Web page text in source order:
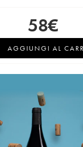
58€
AGGIUNGI AL